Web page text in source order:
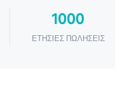
1000
ΕΤΉΣΙΕΣ ΠΩΛΉΣΕΙΣ